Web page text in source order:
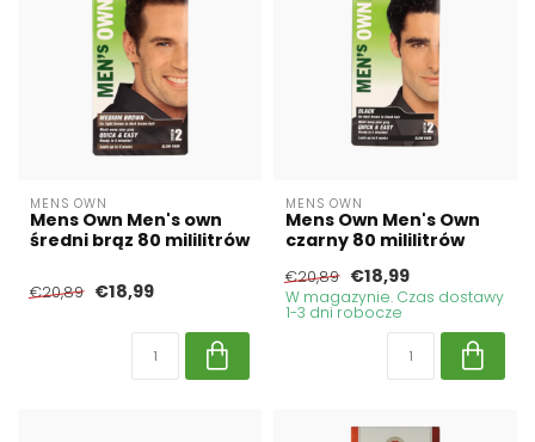
MENS OWN
Mens Own Men's own
średni brąz 80 mililitrów
€20,89 €18,99
MENS OWN
Mens Own Men's Own
czarny 80 mililitrów
€20,89 €18,99
W magazynie. Czas dostawy
1-3 dni robocze